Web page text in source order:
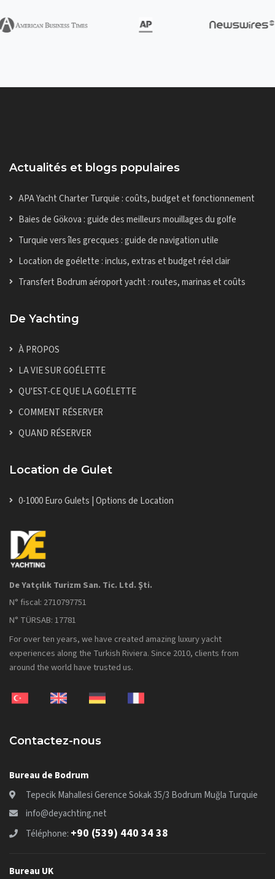
Actualités et blogs populaires
APA Yacht Charter Turquie : coûts, budget et fonctionnement
Baies de Gökova : guide des meilleurs mouillages du golfe
Turquie vers îles grecques : guide de navigation utile
Location de goélette : inclus, extras et budget réel clair
Transfert Bodrum aéroport yacht : routes, marinas et coûts
De Yachting
À PROPOS
LA VIE SUR GOÉLETTE
QU'EST-CE QUE LA GOÉLETTE
COMMENT RÉSERVER
QUAND RÉSERVER
Location de Gulet
0-1000 Euro Gulets | Options de Location
De Yatçılık Turizm San. Tic. Ltd. Şti.
N° fiscal: 2710797751
N° TÜRSAB: 17781
For over ten years, we have created amazing luxury yacht
experiences along the Turkish Riviera. Since 2010, clients from
around the world have trusted us.
Contactez-nous
Bureau de Bodrum
Tepecik Mahallesi Gerence Sokak 35/3 Bodrum Muğla Turquie
info@deyachting.net
Téléphone: +90 (539) 440 34 38
Bureau UK